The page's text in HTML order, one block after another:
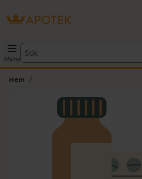
Meny
Sök
Hem
Lista: . Innehåller 1 objekt.